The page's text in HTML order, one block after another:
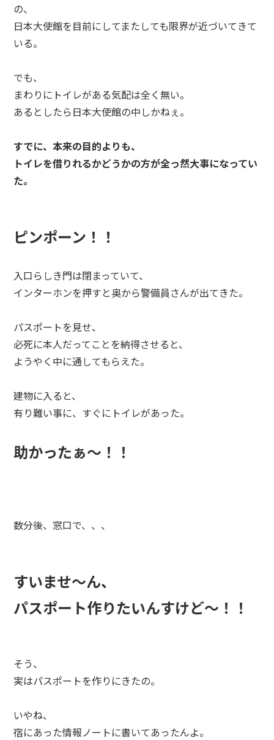
の、
日本大使館を目前にしてまたしても限界が近づいてきて
いる。
でも、
まわりにトイレがある気配は全く無い。
あるとしたら日本大使館の中しかねぇ。
すでに、本来の目的よりも、
トイレを借りれるかどうかの方が全っ然大事になってい
た。
ピンポーン！！
入口らしき門は閉まっていて、
インターホンを押すと奥から警備員さんが出てきた。
パスポートを見せ、
必死に本人だってことを納得させると、
ようやく中に通してもらえた。
建物に入ると、
有り難い事に、すぐにトイレがあった。
助かったぁ～！！
数分後、窓口で、、、
すいませ～ん、
パスポート作りたいんすけど～！！
そう、
実はパスポートを作りにきたの。
いやね、
宿にあった情報ノートに書いてあったんよ。